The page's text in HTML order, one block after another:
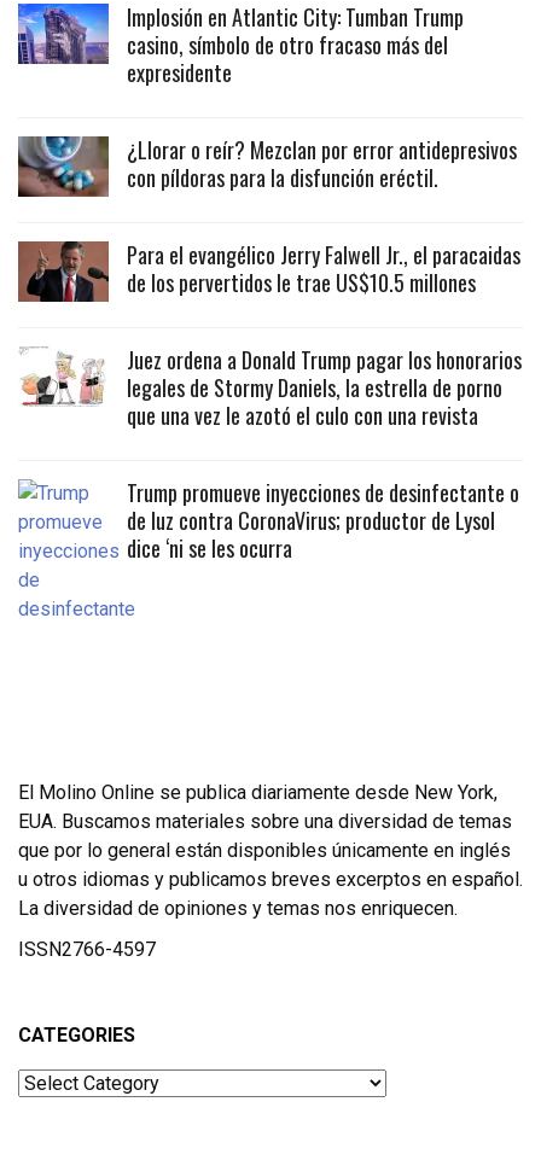
Implosión en Atlantic City: Tumban Trump
casino, símbolo de otro fracaso más del
expresidente
¿Llorar o reír? Mezclan por error antidepresivos
con píldoras para la disfunción eréctil.
Para el evangélico Jerry Falwell Jr., el paracaidas
de los pervertidos le trae US$10.5 millones
Juez ordena a Donald Trump pagar los honorarios
legales de Stormy Daniels, la estrella de porno
que una vez le azotó el culo con una revista
Trump promueve inyecciones de desinfectante o
de luz contra CoronaVirus; productor de Lysol
dice ‘ni se les ocurra
El Molino Online se publica diariamente desde New York,
EUA. Buscamos materiales sobre una diversidad de temas
que por lo general están disponibles únicamente en inglés
u otros idiomas y publicamos breves excerptos en español.
La diversidad de opiniones y temas nos enriquecen.
ISSN2766-4597
CATEGORIES
Categories